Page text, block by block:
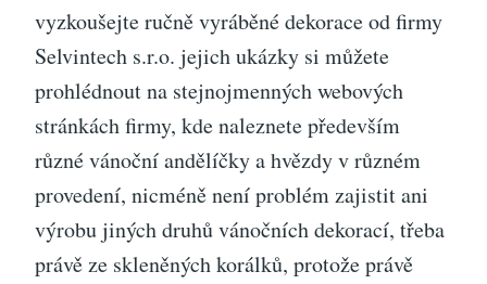
vyzkoušejte ručně vyráběné dekorace od firmy
Selvintech s.r.o. jejich ukázky si můžete
prohlédnout na stejnojmenných webových
stránkách firmy, kde naleznete především
různé vánoční andělíčky a hvězdy v různém
provedení, nicméně není problém zajistit ani
výrobu jiných druhů vánočních dekorací, třeba
právě ze skleněných korálků, protože právě